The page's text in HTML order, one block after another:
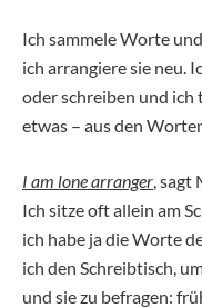
Ich sammele Worte
ich arrangiere sie neu.
oder schreiben und ich
etwas – aus den
I am lone arranger ,
Ich sitze oft allein am
ich habe ja die Worte
ich den Schreibtisch,
und sie zu befragen: